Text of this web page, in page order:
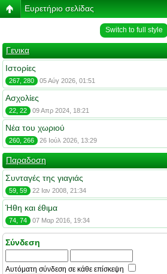
Ευρετήριο σελίδας
Switch to full style
Γενικα
Ιστορίες
267, 280 05 Αύγ 2026, 01:51
Ασχολίες
22, 22 09 Απρ 2024, 18:21
Νέα του χωριού
260, 266 26 Ιούλ 2026, 13:29
Παραδοση
Συνταγές της γιαγιάς
59, 59 22 Ιαν 2008, 21:34
Ήθη και έθιμα
74, 74 07 Μαρ 2016, 19:34
Σύνδεση
Αυτόματη σύνδεση σε κάθε επίσκεψη